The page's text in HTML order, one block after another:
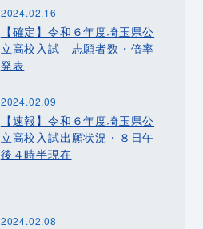
2024.02.16
【確定】令和６年度埼玉県公
立高校入試 志願者数・倍率
発表
2024.02.09
【速報】令和６年度埼玉県公
立高校入試出願状況・８日午
後４時半現在
2024.02.08